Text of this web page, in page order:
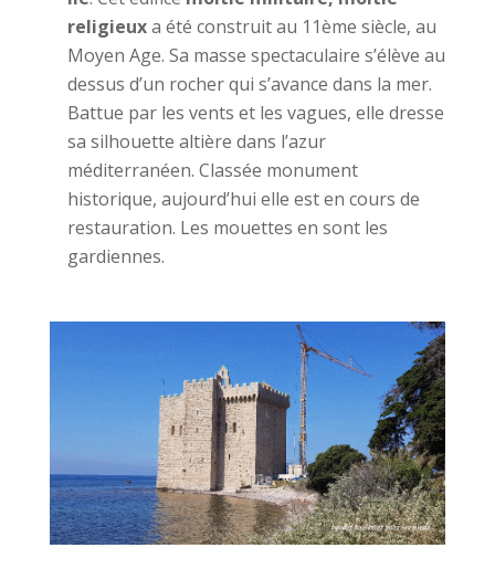
religieuxa été construit au 11ème siècle, au
Moyen Age. Sa masse spectaculaire s’élève au
dessus d’un rocher qui s’avance dans la mer.
Battue par les vents et les vagues, elle dresse
sa silhouette altière dans l’azur
méditerranéen. Classée monument
historique, aujourd’hui elle est en cours de
restauration. Les mouettes en sont les
gardiennes.